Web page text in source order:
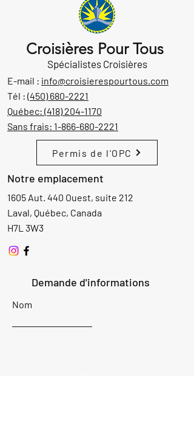
Croisières Pour Tous
Spécialistes Croisières
E-mail : info@croisierespourtous.com
Tél : (450) 680-2221
Québec: (418) 204-1170
Sans frais: 1-866-680-2221
Permis de l'OPC
Notre emplacement
1605 Aut. 440 Ouest, suite 212
Laval, Québec, Canada
H7L 3W3
Demande d'informations
Nom